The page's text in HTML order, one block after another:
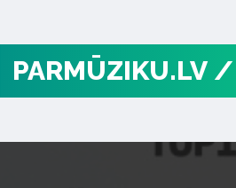
PARMŪZIKU.LV /